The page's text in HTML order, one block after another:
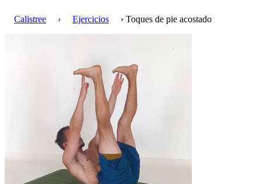
Calistree › Ejercicios › Toques de pie acostado